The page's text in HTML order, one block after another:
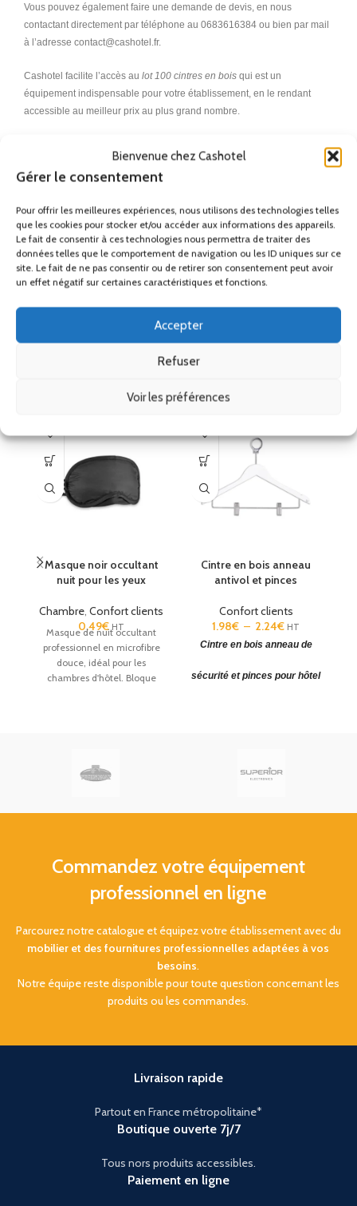
Bienvenue chez Cashotel
Gérer le consentement
Pour offrir les meilleures expériences, nous utilisons des technologies telles
que les cookies pour stocker et/ou accéder aux informations des appareils.
Le fait de consentir à ces technologies nous permettra de traiter des
données telles que le comportement de navigation ou les ID uniques sur ce
site. Le fait de ne pas consentir ou de retirer son consentement peut avoir
un effet négatif sur certaines caractéristiques et fonctions.
Accepter
Refuser
Voir les préférences
Vous pouvez également faire une demande de devis, en nous
contactant directement par téléphone au 0683616384 ou bien par mail
à l’adresse contact@cashotel.fr.
Cashotel facilite l’accès au lot 100 cintres en bois qui est un
équipement indispensable pour votre établissement, en le rendant
accessible au meilleur prix au plus grand nombre.
d’équipements de chambre d’hôtel.
pour pantalon, cintre en bois hôtel, cintre en bois avec antivol, lot cintre
en bois pas cher, cintre en bois lot de 200, cintre en bois avec pinces,
cintre en bois lot de 100
Masque noir occultant
nuit pour les yeux
Chambre, Confort clients
0.49€ HT
Masque de nuit occultant
professionnel en microfibre
douce, idéal pour les
chambres d'hôtel. Bloque
Cintre en bois anneau
antivol et pinces
Confort clients
1.98€ – 2.24€ HT
Cintre en bois anneau de
sécurité et pinces pour hôtel
Commandez votre équipement
professionnel en ligne
Parcourez notre catalogue et équipez votre établissement avec du
mobilier et des fournitures professionnelles adaptées à vos
besoins.
Notre équipe reste disponible pour toute question concernant les
produits ou les commandes.
Livraison rapide
Partout en France métropolitaine*
Boutique ouverte 7j/7
Tous nors produits accessibles.
Paiement en ligne